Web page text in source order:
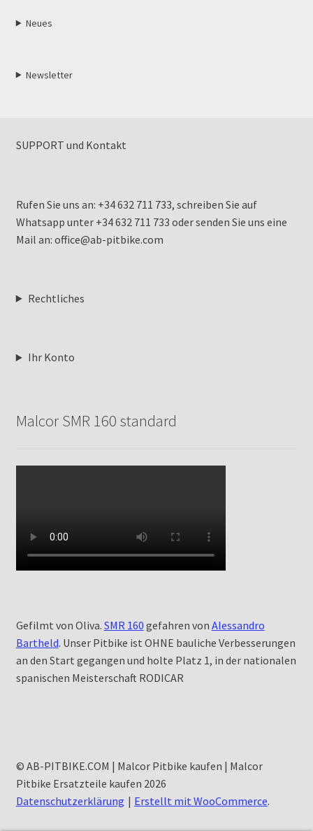
Neues
Newsletter
SUPPORT und Kontakt
Rufen Sie uns an: +34 632 711 733, schreiben Sie auf
Whatsapp unter +34 632 711 733 oder senden Sie uns eine
Mail an: office@ab-pitbike.com
Rechtliches
Ihr Konto
Malcor SMR 160 standard
Gefilmt von Oliva. SMR 160 gefahren von Alessandro
Bartheld. Unser Pitbike ist OHNE bauliche Verbesserungen
an den Start gegangen und holte Platz 1, in der nationalen
spanischen Meisterschaft RODICAR
© AB-PITBIKE.COM | Malcor Pitbike kaufen | Malcor
Pitbike Ersatzteile kaufen 2026
Datenschutzerklärung
Erstellt mit WooCommerce.